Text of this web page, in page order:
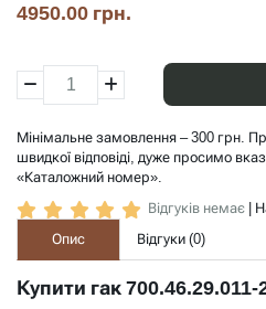
4950.00 грн.
Мінімальне замовлення – 300 грн.
швидкої відповіді, дуже просимо
«Каталожний номер».
Відгуків немає
Опис
Відгуки (0)
Купити гак